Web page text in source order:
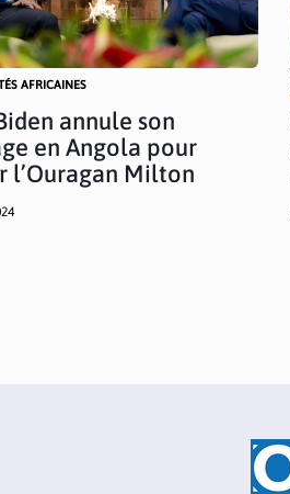
AFRICAINES
annule son
en Angola pour
l’Ouragan Milton